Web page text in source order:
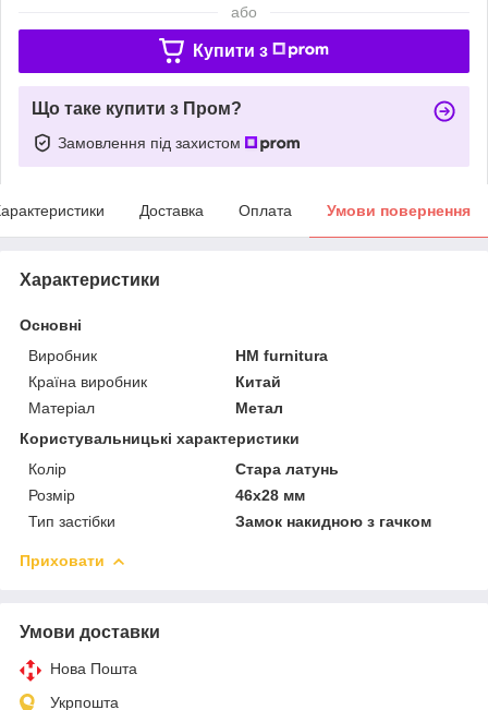
або
Купити з
Що таке купити з Пром?
Замовлення під захистом
Доставка Оплата Умови повернення
Характеристики
Основні
Виробник
HM furnitura
Країна виробник
Китай
Матеріал
Метал
Користувальницькі характеристики
Колір
Стара латунь
Розмір
46х28 мм
Тип застібки
Замок накидною з гачком
Приховати
Умови доставки
Нова Пошта
Укрпошта